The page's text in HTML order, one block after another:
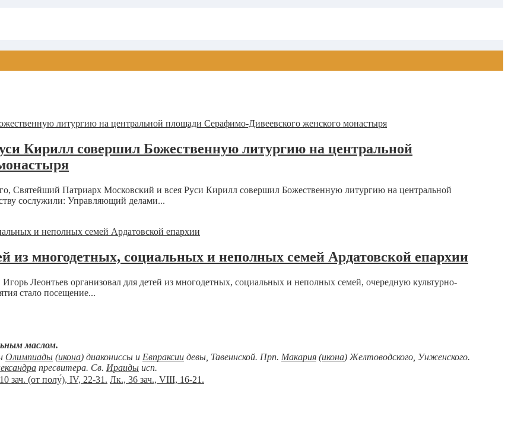
Кирилл совершил Божественную литургию на центральной
Святейший Патриарх Московский и всея Руси Кирилл совершил Божественную литургию на центральной
сослужили: Управляющий делами...
из многодетных, социальных и неполных семей Ардатовской епархии
Леонтьев организовал для детей из многодетных, социальных и неполных семей, очередную культурно-
стало посещение...
маслом.
Олимпиады (икона) диакониссы и Евпраксии девы, Тавеннской. Прп. Макария (икона) Желтоводского, Унженского.
пресвитера. Св. Ираиды исп.
зач. (от полу́), IV, 22-31. Лк., 36 зач., VIII, 16-21.